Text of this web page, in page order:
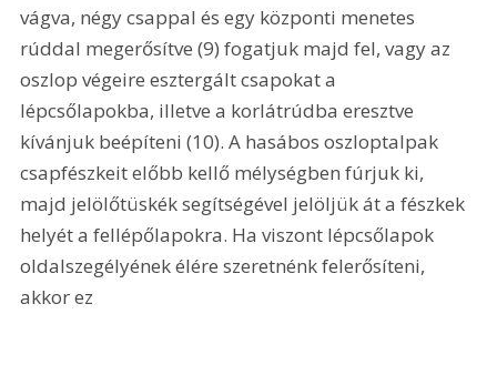
vágva, négy csappal és egy központi menetes
rúddal megerősítve (9) fogatjuk majd fel, vagy az
oszlop végeire esztergált csapokat a
lépcsőlapokba, illetve a korlátrúdba eresztve
kívánjuk beépíteni (10). A hasábos oszloptalpak
csapfészkeit előbb kellő mélységben fúrjuk ki,
majd jelölőtüskék segítségével jelöljük át a fészkek
helyét a fellépőlapokra. Ha viszont lépcsőlapok
oldalszegélyének élére szeretnénk felerősíteni,
akkor ez